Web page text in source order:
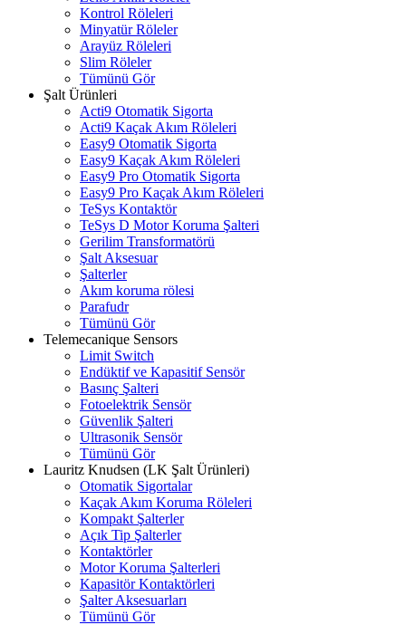
Kontrol Röleleri
Minyatür Röleler
Arayüz Röleleri
Slim Röleler
Tümünü Gör
Şalt Ürünleri
Acti9 Otomatik Sigorta
Acti9 Kaçak Akım Röleleri
Easy9 Otomatik Sigorta
Easy9 Kaçak Akım Röleleri
Easy9 Pro Otomatik Sigorta
Easy9 Pro Kaçak Akım Röleleri
TeSys Kontaktör
TeSys D Motor Koruma Şalteri
Gerilim Transformatörü
Şalt Aksesuar
Şalterler
Akım koruma rölesi
Parafudr
Tümünü Gör
Telemecanique Sensors
Limit Switch
Endüktif ve Kapasitif Sensör
Basınç Şalteri
Fotoelektrik Sensör
Güvenlik Şalteri
Ultrasonik Sensör
Tümünü Gör
Lauritz Knudsen (LK Şalt Ürünleri)
Otomatik Sigortalar
Kaçak Akım Koruma Röleleri
Kompakt Şalterler
Açık Tip Şalterler
Kontaktörler
Motor Koruma Şalterleri
Kapasitör Kontaktörleri
Şalter Aksesuarları
Tümünü Gör